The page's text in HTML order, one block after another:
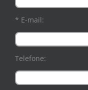
* E-mail:
Telefone: